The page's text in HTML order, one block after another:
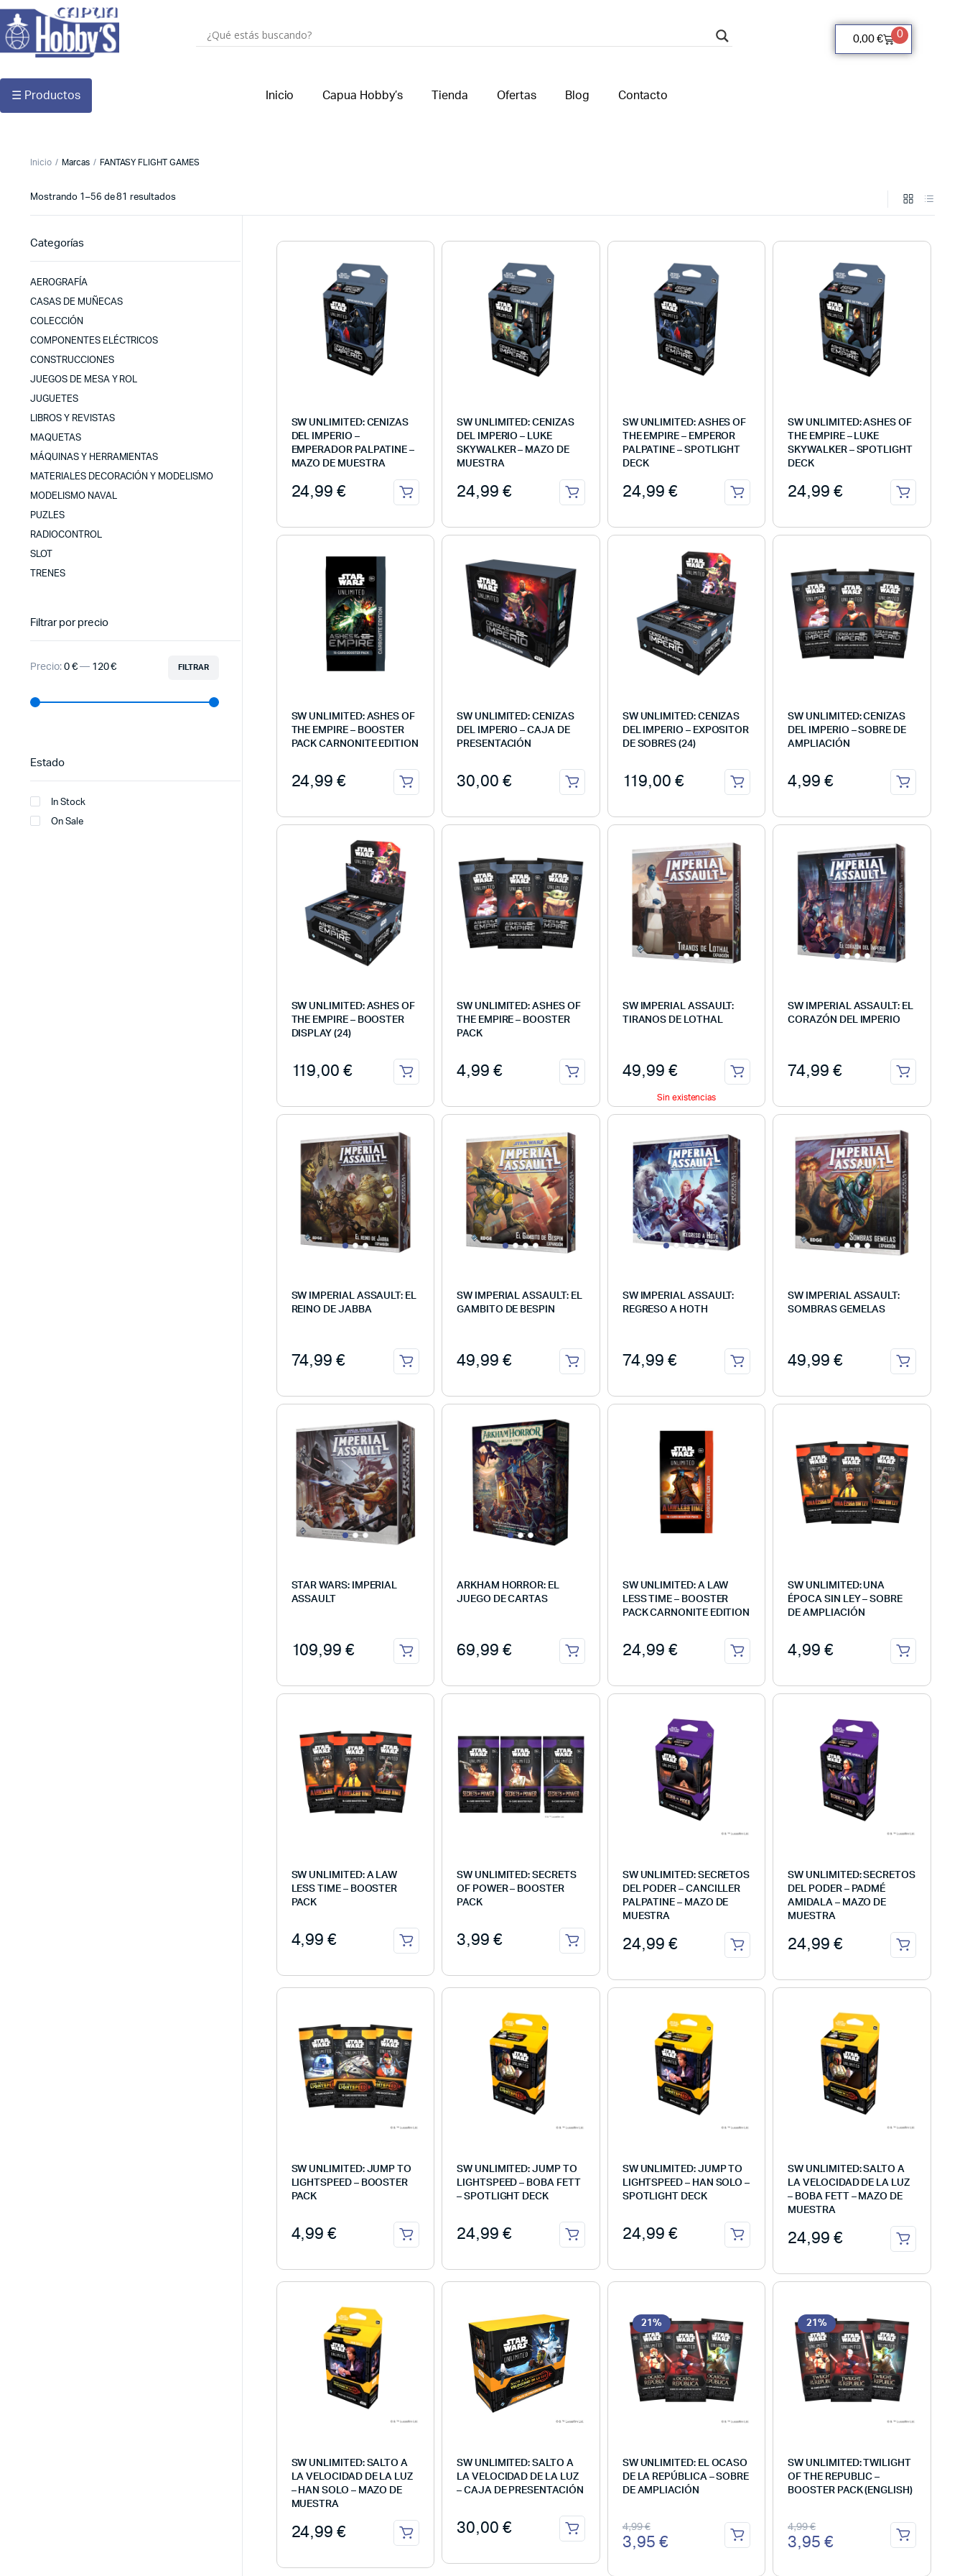
0,00 € 0
Inicio Capua Hobby’s Tienda Ofertas Blog Contacto
☰ Productos
Inicio Marcas FANTASY FLIGHT GAMES
Mostrando 1–56 de 81 resultados
SW UNLIMITED: CENIZAS
DEL IMPERIO –
EMPERADOR PALPATINE –
MAZO DE MUESTRA
24,99€
SW UNLIMITED: CENIZAS
DEL IMPERIO – LUKE
SKYWALKER – MAZO DE
MUESTRA
24,99 €
SW UNLIMITED: ASHES OF
THE EMPIRE – EMPEROR
PALPATINE – SPOTLIGHT
DECK
24,99 €
SW UNLIMITED: ASHES OF
THE EMPIRE – LUKE
SKYWALKER – SPOTLIGHT
DECK
24,99€
SW UNLIMITED: ASHES OF
THE EMPIRE – BOOSTER
PACK CARNONITE EDITION
24,99€
SW UNLIMITED: CENIZAS
DEL IMPERIO – CAJA DE
PRESENTACIÓN
30,00 €
SW UNLIMITED: CENIZAS
DEL IMPERIO – EXPOSITOR
DE SOBRES (24)
119,00 €
SW UNLIMITED: CENIZAS
DEL IMPERIO – SOBRE DE
AMPLIACIÓN
4,99€
SW UNLIMITED: ASHES OF
THE EMPIRE – BOOSTER
DISPLAY (24)
119,00€
SW UNLIMITED: ASHES OF
THE EMPIRE – BOOSTER
PACK
4,99 €
SW IMPERIAL ASSAULT:
TIRANOS DE LOTHAL
49,99 €
Sin existencias
SW IMPERIAL ASSAULT: EL
CORAZÓN DEL IMPERIO
74,99€
SW IMPERIAL ASSAULT: EL
REINO DE JABBA
74,99€
SW IMPERIAL ASSAULT: EL
GAMBITO DE BESPIN
49,99 €
SW IMPERIAL ASSAULT:
REGRESO A HOTH
74,99 €
SW IMPERIAL ASSAULT:
SOMBRAS GEMELAS
49,99€
STAR WARS: IMPERIAL
ASSAULT
109,99€
ARKHAM HORROR: EL
JUEGO DE CARTAS
69,99 €
SW UNLIMITED: A LAW
LESS TIME – BOOSTER
PACK CARNONITE EDITION
24,99 €
SW UNLIMITED: UNA
ÉPOCA SIN LEY – SOBRE
DE AMPLIACIÓN
4,99€
SW UNLIMITED: A LAW
LESS TIME – BOOSTER
PACK
4,99€
SW UNLIMITED: SECRETS
OF POWER – BOOSTER
PACK
3,99 €
SW UNLIMITED: SECRETOS
DEL PODER – CANCILLER
PALPATINE – MAZO DE
MUESTRA
24,99 €
SW UNLIMITED: SECRETOS
DEL PODER – PADMÉ
AMIDALA – MAZO DE
MUESTRA
24,99€
SW UNLIMITED: JUMP TO
LIGHTSPEED – BOOSTER
PACK
4,99€
SW UNLIMITED: JUMP TO
LIGHTSPEED – BOBA FETT
– SPOTLIGHT DECK
24,99 €
SW UNLIMITED: JUMP TO
LIGHTSPEED – HAN SOLO –
SPOTLIGHT DECK
24,99 €
SW UNLIMITED: SALTO A
LA VELOCIDAD DE LA LUZ
– BOBA FETT – MAZO DE
MUESTRA
24,99€
SW UNLIMITED: SALTO A
LA VELOCIDAD DE LA LUZ
– HAN SOLO – MAZO DE
MUESTRA
24,99€
SW UNLIMITED: SALTO A
LA VELOCIDAD DE LA LUZ
– CAJA DE PRESENTACIÓN
30,00 €
21%
SW UNLIMITED: EL OCASO
DE LA REPÚBLICA – SOBRE
DE AMPLIACIÓN
4,99€
3,95 €
21%
SW UNLIMITED: TWILIGHT
OF THE REPUBLIC –
BOOSTER PACK (ENGLISH)
4,99€
3,95€
Categorías
AEROGRAFÍA
CASAS DE MUÑECAS
COLECCIÓN
COMPONENTES ELÉCTRICOS
CONSTRUCCIONES
JUEGOS DE MESA Y ROL
JUGUETES
LIBROS Y REVISTAS
MAQUETAS
MÁQUINAS Y HERRAMIENTAS
MATERIALES DECORACIÓN Y MODELISMO
MODELISMO NAVAL
PUZLES
RADIOCONTROL
SLOT
TRENES
Filtrar por precio
FILTRAR
Precio: 0 €— 120 €
Estado
In Stock
On Sale